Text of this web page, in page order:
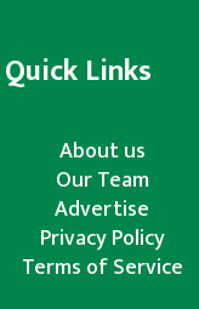
Quick Links
About us
Our Team
Advertise
Privacy Policy
Terms of Service